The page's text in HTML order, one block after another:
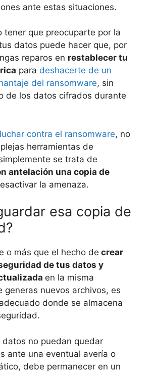
ante estas situaciones.
tener que preocuparte por la
datos puede hacer que, por
reparos en restablecer tu
para deshacerte de un
del ransomware, sin
de los datos cifrados durante
luchar contra el ransomware, no
herramientas de
se trata de
antelación una copia de
la amenaza.
esa copia de
o más que el hecho de crear
de tus datos y
en la misma
generas nuevos archivos, es
donde se almacena
datos no puedan quedar
ante una eventual avería o
debe permanecer en un